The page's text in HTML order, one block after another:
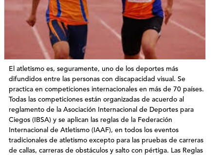
El atletismo es, seguramente, uno de los deportes más
difundidos entre las personas con discapacidad visual. Se
practica en competiciones internacionales en más de 70 países.
Todas las competiciones están organizadas de acuerdo al
reglamento de la Asociación Internacional de Deportes para
Ciegos (IBSA) y se aplican las reglas de la Federación
Internacional de Atletismo (IAAF), en todos los eventos
tradicionales de atletismo excepto para las pruebas de carreras
de callas, carreras de obstáculos y salto con pértiga. Las Reglas